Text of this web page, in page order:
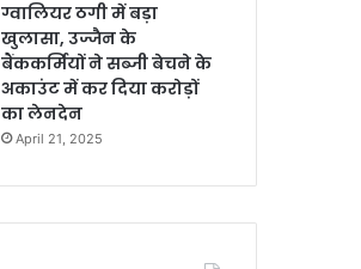
ग्वालियर ठगी में बड़ा
खुलासा, उज्जैन के
बैंककर्मियों ने सब्जी बेचने के
अकाउंट में कर दिया करोड़ों
का लेनदेन
April 21, 2025